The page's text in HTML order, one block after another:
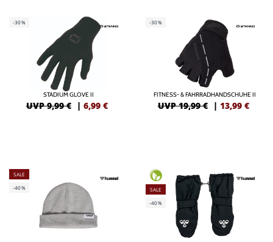
-30%
STADIUM GLOVE II
UVP 9,99 € | 6,99 €
-30%
FITNESS- & FAHRRADHANDSCHUHE II
UVP 19,99 € | 13,99 €
SALE
-40%
SALE
-40%